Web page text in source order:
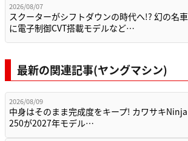
2026/08/07
スクーターがシフトダウンの時代へ!? 幻の名車
に電子制御CVT搭載モデルなど…
最新の関連記事(ヤングマシン)
2026/08/09
中身はそのまま完成度をキープ! カワサキNinja
250が2027年モデル…